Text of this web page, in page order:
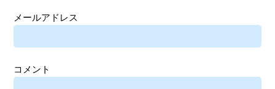
メールアドレス
コメント